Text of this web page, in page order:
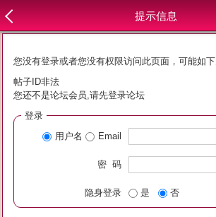
提示信息
您没有登录或者您没有权限访问此页面，可能如
帖子ID非法
您还不是论坛会员,请先登录论坛
登录
用户名
Email
密 码
隐身登录 是 否